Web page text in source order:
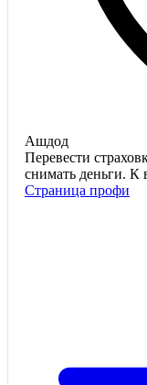
Ашдод
Перевести
снимать деньги. К
Страница профи